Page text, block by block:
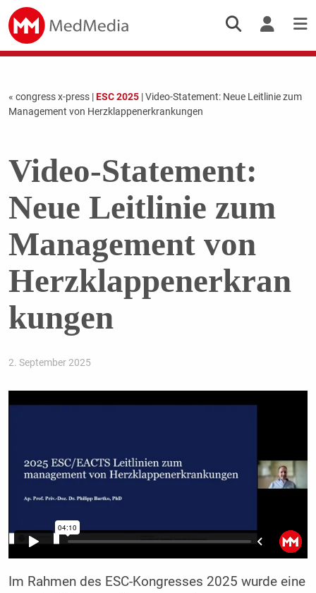
« congress x-press |ESC 2025| Video-Statement: Neue Leitlinie zum
Management von Herzklappenerkrankungen
Video-Statement:
Neue Leitlinie zum
Management von
Herzklappenerkran
kungen
2. September 2025
Im Rahmen des ESC-Kongresses 2025 wurde eine